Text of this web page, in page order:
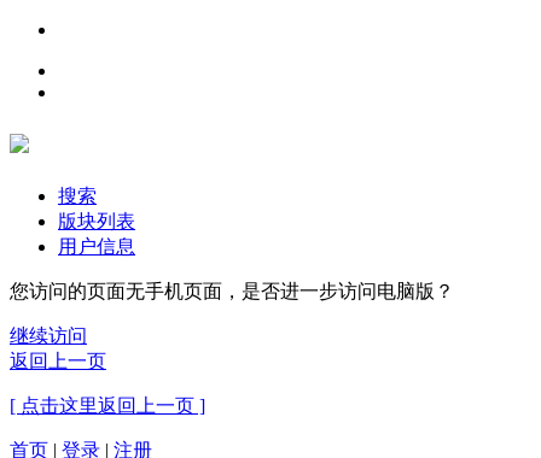
搜索
版块列表
用户信息
您访问的页面无手机页面，是否进一步访问电脑版？
继续访问
返回上一页
[ 点击这里返回上一页 ]
首页 | 登录 | 注册